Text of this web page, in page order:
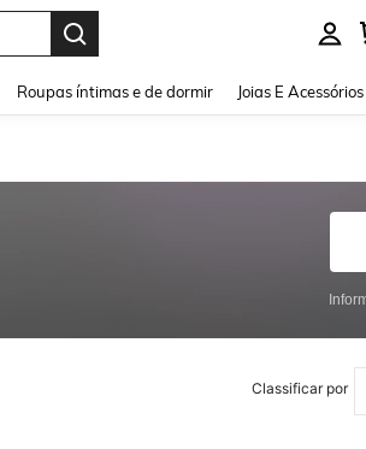
Roupas íntimas e de dormir Joias E Acessórios
Classificar por